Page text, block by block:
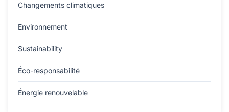
Changements climatiques
Environnement
Sustainability
Éco-responsabilité
Énergie renouvelable